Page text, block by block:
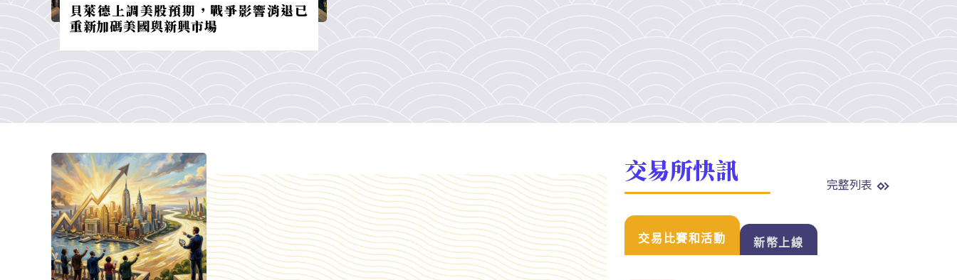
貝萊德上調美股預期，戰爭影響消退已
重新加碼美國與新興市場
交易所快訊 完整列表
交易比賽和活動 新幣上線